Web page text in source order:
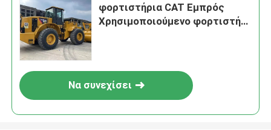
φορτιστήρια CAT Εμπρός
Χρησιμοποιούμενο φορτιστή
Να συνεχίσει